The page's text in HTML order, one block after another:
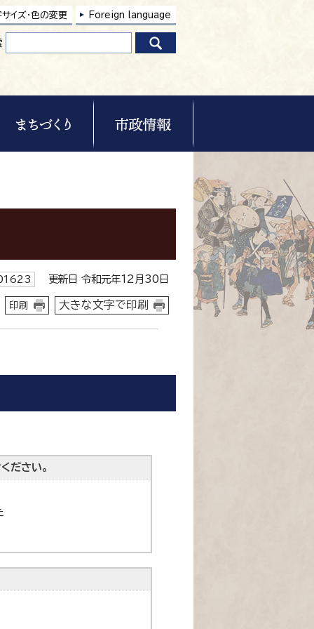
イズ・色の変更 Foreign language
更新日 令和元年12月30日
印刷 大きな文字で印刷
ださい。